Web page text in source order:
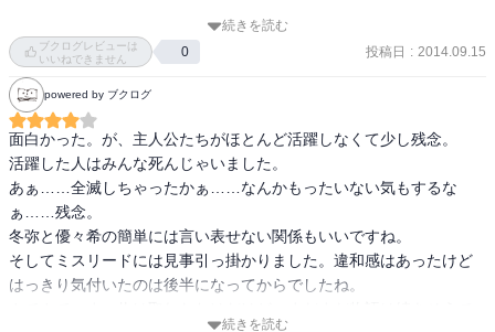
冬弥と優々希の奇妙な関係結構好きだな。
最後に目覚めたお姉さんがちょっとやばそうな感じ
で・・・・・・。
続きを読む
ブクログレビューは
いいねできません
0 投稿日 : 2014.09.15
powered by ブクログ
面白かった。が、主人公たちがほとんど活躍しなくて少し残念。
活躍した人はみんな死んじゃいました。
あぁ……全滅しちゃったかぁ……なんかもったいない気もするな
ぁ……残念。
冬弥と優々希の簡単には言い表せない関係もいいですね。
そしてミスリードには見事引っ掛かりました。違和感はあったけど
はっきり気付いたのは後半になってからでしたね。
続きを読む